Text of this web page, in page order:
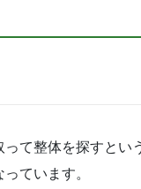
て整体を探すとい
ています。